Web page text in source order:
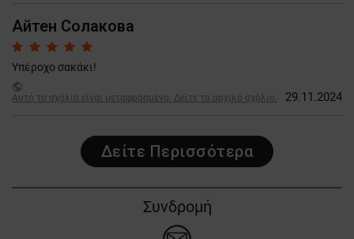
Айтен Солакова
Υπέροχο σακάκι!
public
Αυτό το σχόλιο είναι μεταφρασμένο. Δείτε το αρχικό σχόλιο.
29.11.2024
Δείτε Περισσότερα
Συνδρομή